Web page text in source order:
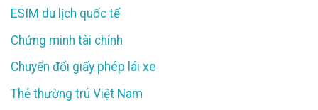
ESIM du lịch quốc tế
Chứng minh tài chính
Chuyển đổi giấy phép lái xe
Thẻ thường trú Việt Nam